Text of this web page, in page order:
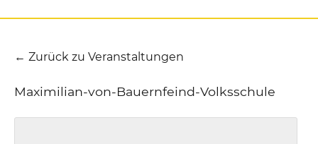
← Zurück zu Veranstaltungen
Maximilian-von-Bauernfeind-Volksschule